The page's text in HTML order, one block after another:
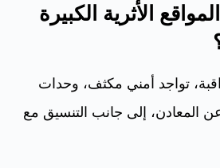
الأثرية الكبيرة
تواجد أمني مكثف، وحدات
المعادن، إلى جانب التنسيق مع